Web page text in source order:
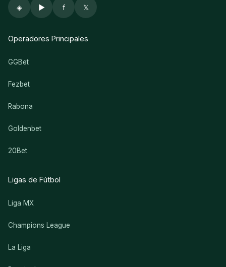
◈ ▶ f 𝕏
Operadores Principales
GGBet
Fezbet
Rabona
Goldenbet
20Bet
Ligas de Fútbol
Liga MX
Champions League
La Liga